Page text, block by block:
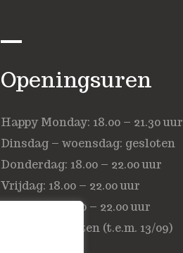
Openingsuren
Happy Monday: 18.00 – 21.30 uur
Dinsdag – woensdag: gesloten
Donderdag: 18.00 – 22.00 uur
Vrijdag: 18.00 – 22.00 uur
Zaterdag: 18.00 – 22.00 uur
Zondag: gesloten (t.e.m. 13/09)